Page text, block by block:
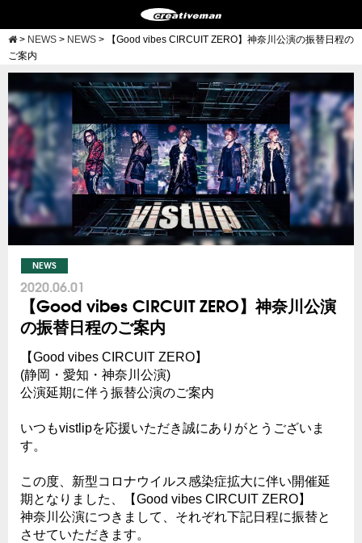
> NEWS > NEWS >
【Good vibes CIRCUIT ZERO】神奈川公演の振替日程の
ご案内
NEWS
2020.06.01
【Good vibes CIRCUIT ZERO】神奈川公演
の振替日程のご案内
【Good vibes CIRCUIT ZERO】
(静岡・愛知・神奈川公演)
公演延期に伴う振替公演のご案内
いつもvistlipを応援いただき誠にありがとうございま
す。
この度、新型コロナウイルス感染症拡大に伴い開催延
期となりました、【Good vibes CIRCUIT ZERO】
神奈川公演につきまして、それぞれ下記日程に振替と
させていただきます。